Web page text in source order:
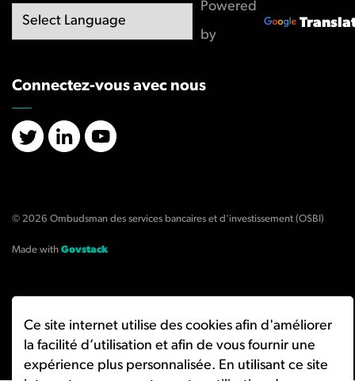
Powered
by
Connectez-vous avec nous
X/TwitterLinkedInYouTube
© 2026 Ombudsman des services bancaires et d'investissement (OSBI)
Made with Govstack
Ce site internet utilise des cookies afin d'améliorer
la facilité d’utilisation et afin de vous fournir une
expérience plus personnalisée. En utilisant ce site